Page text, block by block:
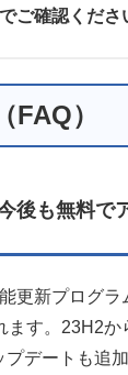
ご確認くださ
FAQ）
後も無料で
更新プログラ
ます。23H2か
デートも追